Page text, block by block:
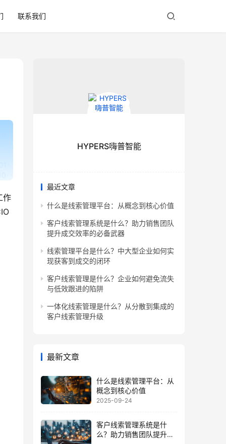
联系我们
作
HYPERS嗨普智能
最近文章
什么是线索管理平台：从概念到核心价值
客户线索管理系统是什么？助力销售团队
提升成交效率的必备武器
线索管理平台是什么？中大型企业如何实
现获客到成交的闭环
客户线索管理是什么？企业如何避免流失
与低效跟进的陷阱
一体化线索管理是什么？从分散到集成的
客户线索管理升级
最新文章
什么是线索管理平台：从
概念到核心价值
2025-09-24
客户线索管理系统是什
么？助力销售团队提升成